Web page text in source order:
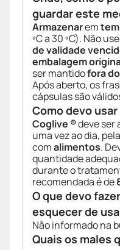
guardar este
Armazenarem
ºC a 30 ºC). Não
de validade
embalagem
ser mantidofora
Após aberto, os
cápsulas são
Como devo
Coglive ®deve ser
uma vez ao dia, pela
comalimentos.
quantidade
durante o
recomendada é de
O que devo
esquecer de
Não informado na
Quais os males